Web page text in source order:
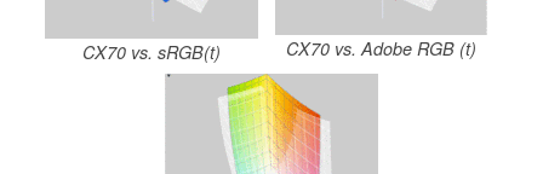
CX70 vs. sRGB(t) CX70 vs. Adobe RGB (t)